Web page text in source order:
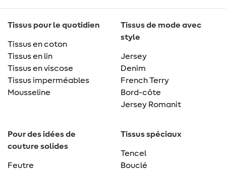
Tissus pour le quotidien
Tissus en coton
Tissus en lin
Tissus en viscose
Tissus imperméables
Mousseline
Tissus de mode avec
style
Jersey
Denim
French Terry
Bord-côte
Jersey Romanit
Pour des idées de
couture solides
Feutre
Tissus spéciaux
Tencel
Bouclé